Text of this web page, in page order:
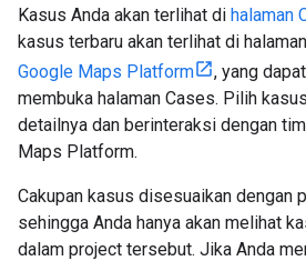
Kasus Anda akan terlihat di halaman
kasus terbaru akan terlihat di halaman
Google Maps Platform
, yang
membuka halaman Cases. Pilih
detailnya dan berinteraksi dengan
Maps Platform.
Cakupan kasus disesuaikan dengan
sehingga Anda hanya akan melihat
dalam project tersebut. Jika Anda